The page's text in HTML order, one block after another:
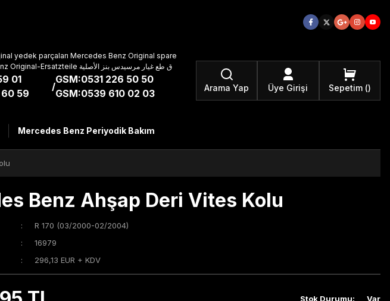
yedek parçaları Mercedes Benz Original spare
parts Mercedes-Benz Original-Ersatzteile ق طع غيار مرسيدس بنز الأصلية
01
60 59
/
GSM:0531 226 50 50
GSM:0539 610 02 03
Arama Yap Üye Girişi Sepetim
Mercedes Benz Periyodik Bakım
Benz Ahşap Deri Vites Kolu
R 170 (03/2000-02/2004)
16979
296,13 EUR + KDV
Stok Durumu: Var